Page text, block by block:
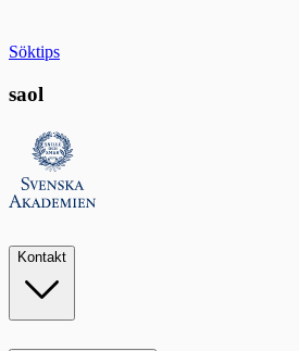
Söktips
saol
Kontakt